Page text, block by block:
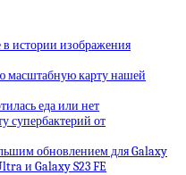
истории изображения
масштабную карту нашей
еда или нет
супербактерий от
обновлением для Galaxy
и Galaxy S23 FE